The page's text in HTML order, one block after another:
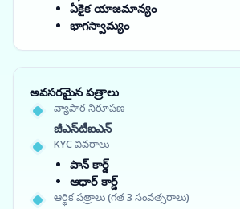
ఏకైక యాజమాన్యం
భాగస్వామ్యం
అవసరమైన పత్రాలు
వ్యాపార నిరూపణ
జీఎస్‌టీఐఎన్
KYC వివరాలు
పాన్ కార్డ్
ఆధార్ కార్డ్
ఆర్థిక పత్రాలు (గత 3 సంవత్సరాలు)